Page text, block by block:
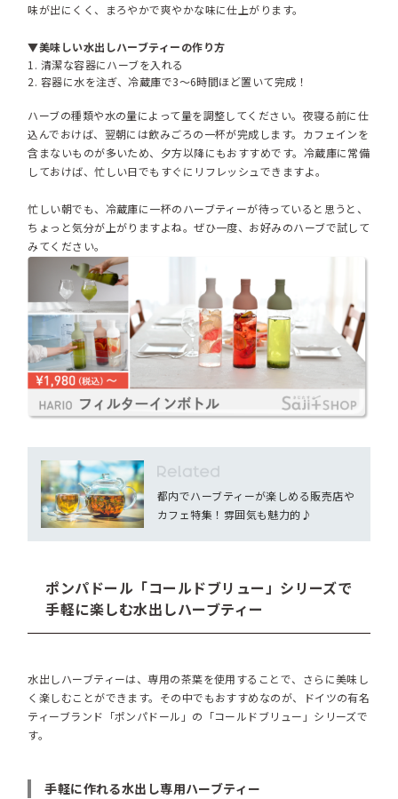
味が出にくく、まろやかで爽やかな味に仕上がります。
▼美味しい水出しハーブティーの作り方
清潔な容器にハーブを入れる
容器に水を注ぎ、冷蔵庫で3〜6時間ほど置いて完成！
ハーブの種類や水の量によって量を調整してください。夜寝る前に仕
込んでおけば、翌朝には飲みごろの一杯が完成します。カフェインを
含まないものが多いため、夕方以降にもおすすめです。冷蔵庫に常備
しておけば、忙しい日でもすぐにリフレッシュできますよ。
忙しい朝でも、冷蔵庫に一杯のハーブティーが待っていると思うと、
ちょっと気分が上がりますよね。ぜひ一度、お好みのハーブで試して
みてください。
都内でハーブティーが楽しめる販売店や
カフェ特集！雰囲気も魅力的♪
ポンパドール「コールドブリュー」シリーズで
手軽に楽しむ水出しハーブティー
水出しハーブティーは、専用の茶葉を使用することで、さらに美味し
く楽しむことができます。その中でもおすすめなのが、ドイツの有名
ティーブランド「ポンパドール」の「コールドブリュー」シリーズで
す。
手軽に作れる水出し専用ハーブティー